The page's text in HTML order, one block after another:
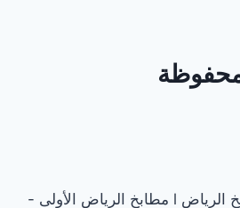
© 2026 أفضل مطابخ الرياض l مطابخ الرياض الأولى -